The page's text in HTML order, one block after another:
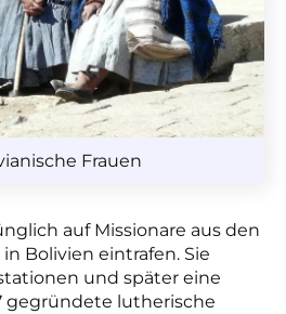
Frauen
auf Missionare aus den
in Bolivien eintrafen. Sie
und später eine
gegründete lutherische